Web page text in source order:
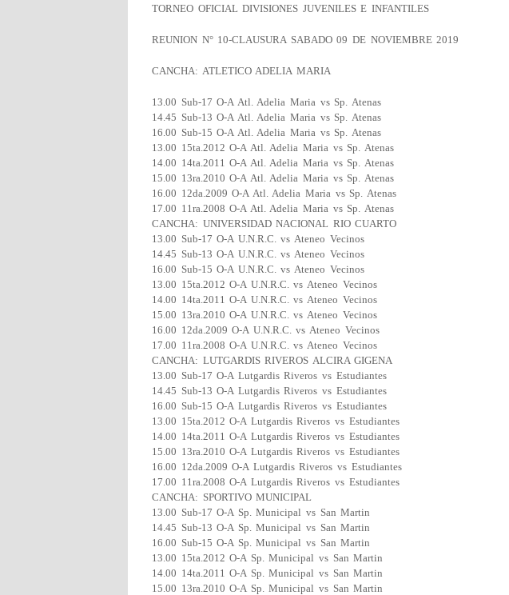
TORNEO OFICIAL DIVISIONES JUVENILES E INFANTILES
REUNION N° 10-CLAUSURA SABADO 09 DE NOVIEMBRE 2019
CANCHA: ATLETICO ADELIA MARIA
13.00 Sub-17 O-A Atl. Adelia Maria vs Sp. Atenas
14.45 Sub-13 O-A Atl. Adelia Maria vs Sp. Atenas
16.00 Sub-15 O-A Atl. Adelia Maria vs Sp. Atenas
13.00 15ta.2012 O-A Atl. Adelia Maria vs Sp. Atenas
14.00 14ta.2011 O-A Atl. Adelia Maria vs Sp. Atenas
15.00 13ra.2010 O-A Atl. Adelia Maria vs Sp. Atenas
16.00 12da.2009 O-A Atl. Adelia Maria vs Sp. Atenas
17.00 11ra.2008 O-A Atl. Adelia Maria vs Sp. Atenas
CANCHA: UNIVERSIDAD NACIONAL RIO CUARTO
13.00 Sub-17 O-A U.N.R.C. vs Ateneo Vecinos
14.45 Sub-13 O-A U.N.R.C. vs Ateneo Vecinos
16.00 Sub-15 O-A U.N.R.C. vs Ateneo Vecinos
13.00 15ta.2012 O-A U.N.R.C. vs Ateneo Vecinos
14.00 14ta.2011 O-A U.N.R.C. vs Ateneo Vecinos
15.00 13ra.2010 O-A U.N.R.C. vs Ateneo Vecinos
16.00 12da.2009 O-A U.N.R.C. vs Ateneo Vecinos
17.00 11ra.2008 O-A U.N.R.C. vs Ateneo Vecinos
CANCHA: LUTGARDIS RIVEROS ALCIRA GIGENA
13.00 Sub-17 O-A Lutgardis Riveros vs Estudiantes
14.45 Sub-13 O-A Lutgardis Riveros vs Estudiantes
16.00 Sub-15 O-A Lutgardis Riveros vs Estudiantes
13.00 15ta.2012 O-A Lutgardis Riveros vs Estudiantes
14.00 14ta.2011 O-A Lutgardis Riveros vs Estudiantes
15.00 13ra.2010 O-A Lutgardis Riveros vs Estudiantes
16.00 12da.2009 O-A Lutgardis Riveros vs Estudiantes
17.00 11ra.2008 O-A Lutgardis Riveros vs Estudiantes
CANCHA: SPORTIVO MUNICIPAL
13.00 Sub-17 O-A Sp. Municipal vs San Martin
14.45 Sub-13 O-A Sp. Municipal vs San Martin
16.00 Sub-15 O-A Sp. Municipal vs San Martin
13.00 15ta.2012 O-A Sp. Municipal vs San Martin
14.00 14ta.2011 O-A Sp. Municipal vs San Martin
15.00 13ra.2010 O-A Sp. Municipal vs San Martin